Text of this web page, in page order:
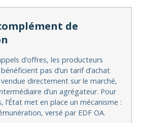
de
d’offres, les producteurs
pas d’un tarif d’achat
directement sur le marché,
d’un agrégateur. Pour
l’État met en place un mécanisme :
versé par EDF OA.